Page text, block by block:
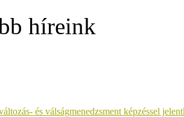
híreink
és válságmenedzsment képzéssel